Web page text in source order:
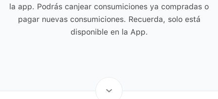
la app. Podrás canjear consumiciones ya compradas o
pagar nuevas consumiciones. Recuerda, solo está
disponible en la App.